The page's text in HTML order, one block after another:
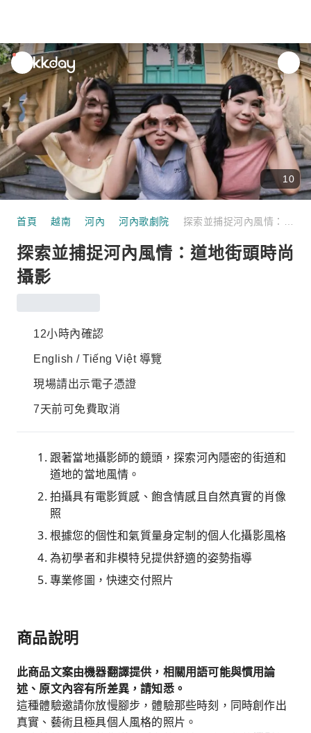
unread
notifications
10
首頁 越南 河內 河內歌劇院
探索並捕捉河內風情：道地街頭時尚
攝影
12小時內確認
English / Tiếng Việt 導覽
現場請出示電子憑證
7天前可免費取消
跟著當地攝影師的鏡頭，探索河內隱密的街道和
道地的當地風情。
拍攝具有電影質感、飽含情感且自然真實的肖像
照
根據您的個性和氣質量身定制的個人化攝影風格
為初學者和非模特兒提供舒適的姿勢指導
專業修圖，快速交付照片
商品說明
此商品文案由機器翻譯提供，相關用語可能與慣用論
述、原文內容有所差異，請知悉。
這種體驗邀請你放慢腳步，體驗那些時刻，同時創作出
真實、藝術且極具個人風格的照片。